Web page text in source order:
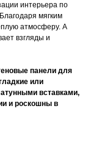
интерьера по
мягким
атмосферу. А
взгляды и
панели для
или
вставками,
и роскошны в